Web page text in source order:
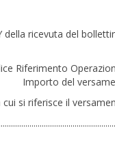
della ricevuta del
Riferimento
Importo del
si riferisce il